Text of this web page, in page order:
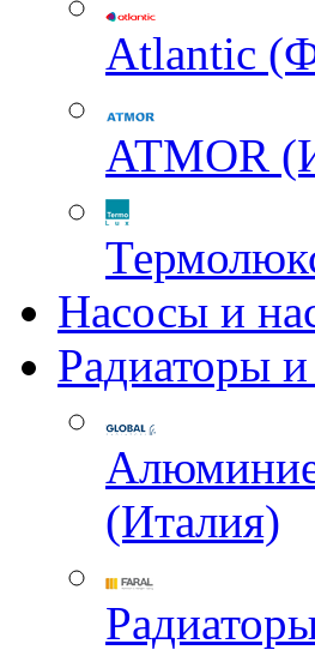
Atlantic
ATMOR
Насосы и
Радиаторы
(Италия)